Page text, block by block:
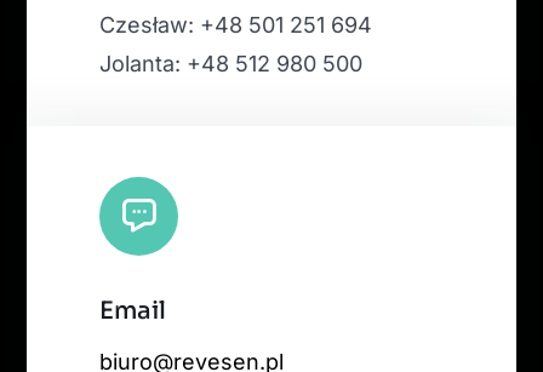
Czesław: +48 501 251 694
Jolanta: +48 512 980 500
Email
biuro@revesen.pl